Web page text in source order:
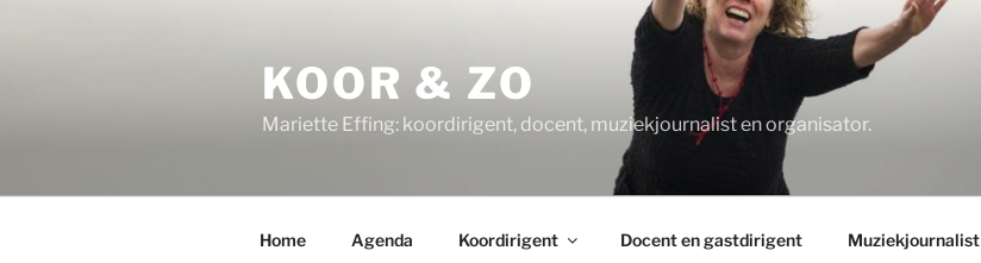
KOOR & ZO
Mariette Effing: koordirigent, docent, muziekjournalist en organisator.
Home Agenda Koordirigent Docent en gastdirigent Muziekjournalist